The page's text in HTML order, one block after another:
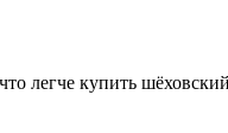
легче купить